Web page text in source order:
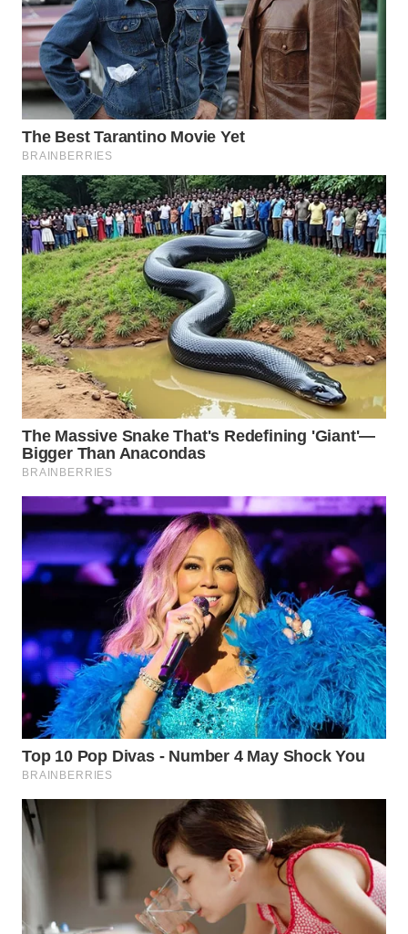
WN
KARAWANG
WN
BEKASI
WN
WN
DEPOK
WN
TAPANULI
UTARA
WN
SAMOSIR
WN
PADANG
LAWAS
WN
SUMEDANG
WN
KEPULAUAN
SERIBU
WN
TANGERANG
BINJAI